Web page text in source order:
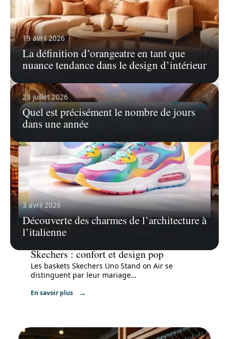
23 juillet 2026
Quel est précisément le nombre de jours
dans une année
19 avril 2026
La définition d’orangeatre en tant que
nuance tendance dans le design d’intérieur
3 avril 2026
Découverte des charmes de l’architecture à
l’italienne
Avis sur Yesstyle : une perspective
honnête sur les tendances de la mode
asiatique
Yesstyle s'est imposé comme un acteur
incontournable dans le paysage du shopping
En savoir plus
23 mars 2026
Skechers : confort et design pop
Les baskets Skechers Uno Stand on Air se
distinguent par leur mariage…
En savoir plus